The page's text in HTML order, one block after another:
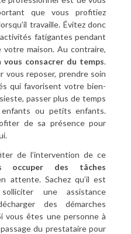
que vous profitiez
travaille. Évitez donc
fatigantes pendant
votre maison. Au contraire,
vous consacrer du temps.
vous reposer, prendre soin
qui favorisent votre bien-
passer plus de temps
ou petits enfants.
de sa présence pour
de l’intervention de ce
occuper des tâches
attente. Sachez qu’il est
une assistance
des démarches
vous êtes une personne à
du prestataire pour